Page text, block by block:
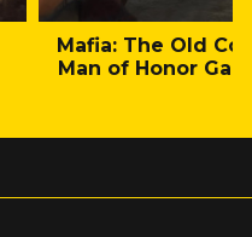
Mafia: The Old
Man of Honor